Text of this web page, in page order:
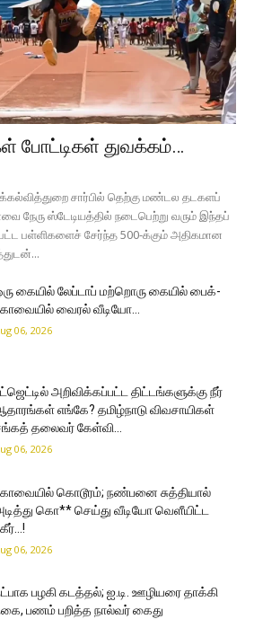
போட்டிகள் துவக்கம்…
சார்பில் தெற்கு மண்டல தடகளப்
நேரு ஸ்டேடியத்தில் நடைபெற்று வரும் இந்தப்
பள்ளிகளைச் சேர்ந்த 500-க்கும் அதிகமான
கையில் லேப்டாப் மற்றொரு கையில் பைக்-
வைரல் வீடியோ…
06, 2026
அறிவிக்கப்பட்ட திட்டங்களுக்கு நீர்
எங்கே? தமிழ்நாடு விவசாயிகள்
தலைவர் கேள்வி…
06, 2026
கொடூரம்; நண்பனை சுத்தியால்
கொ** செய்து வீடியோ வெளீயிட்ட
06, 2026
பழகி கடத்தல்; ஐ.டி. ஊழியரை தாக்கி
பணம் பறித்த நால்வர் கைது